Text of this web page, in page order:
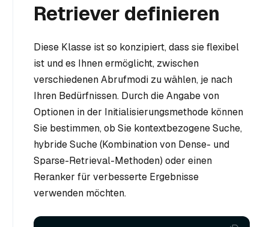
Retriever definieren
Diese Klasse ist so konzipiert, dass sie flexibel
ist und es Ihnen ermöglicht, zwischen
verschiedenen Abrufmodi zu wählen, je nach
Ihren Bedürfnissen. Durch die Angabe von
Optionen in der Initialisierungsmethode können
Sie bestimmen, ob Sie kontextbezogene Suche,
hybride Suche (Kombination von Dense- und
Sparse-Retrieval-Methoden) oder einen
Reranker für verbesserte Ergebnisse
verwenden möchten.